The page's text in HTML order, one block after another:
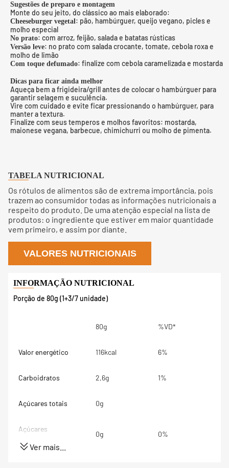
Sugestões de preparo e montagem
Monte do seu jeito, do clássico ao mais elaborado:
Cheeseburger vegetal: pão, hambúrguer, queijo vegano, picles e
molho especial
No prato: com arroz, feijão, salada e batatas rústicas
Versão leve: no prato com salada crocante, tomate, cebola roxa e
molho de limão
Com toque defumado: finalize com cebola caramelizada e mostarda
Dicas para ficar ainda melhor
Aqueça bem a frigideira/grill antes de colocar o hambúrguer para
garantir selagem e suculência.
Vire com cuidado e evite ficar pressionando o hambúrguer, para
manter a textura.
Finalize com seus temperos e molhos favoritos: mostarda,
maionese vegana, barbecue, chimichurri ou molho de pimenta.
TABELA NUTRICIONAL
Os rótulos de alimentos são de extrema importância, pois
trazem ao consumidor todas as informações nutricionais a
respeito do produto. De uma atenção especial na lista de
produtos: o ingrediente que estiver em maior quantidade
vem primeiro, e assim por diante.
VALORES NUTRICIONAIS
Porção de 80g (1+3/7 unidade)
80g %VD*
Valor energético 116kcal 6%
Carboidratos 2,6g 1%
Açúcares totais 0g
Açúcares
0g 0%
Ver mais...